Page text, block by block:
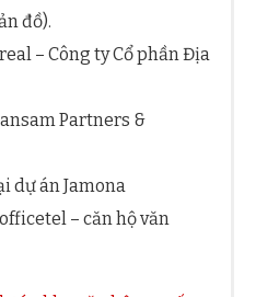
quan tâm:
ngủ
đồ).
– Công ty Cổ phần Địa
Partners &
dự án Jamona
– căn hộ văn